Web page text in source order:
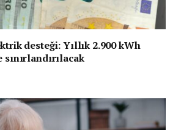
desteği: Yıllık 2.900 kWh